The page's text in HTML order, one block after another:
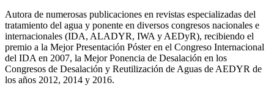
Autora de numerosas publicaciones en revistas especializadas del
tratamiento del agua y ponente en diversos congresos nacionales e
internacionales (IDA, ALADYR, IWA y AEDyR), recibiendo el
premio a la Mejor Presentación Póster en el Congreso Internacional
del IDA en 2007, la Mejor Ponencia de Desalación en los
Congresos de Desalación y Reutilización de Aguas de AEDYR de
los años 2012, 2014 y 2016.